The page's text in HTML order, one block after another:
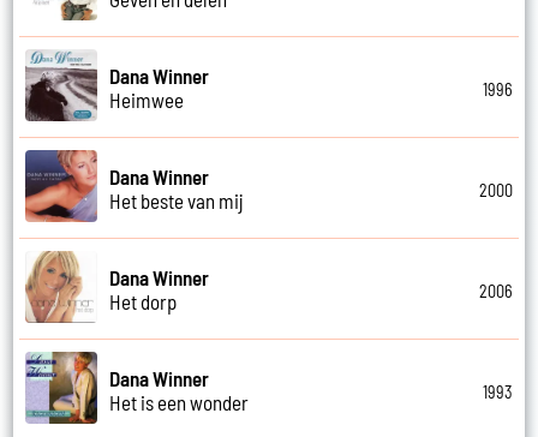
Dana Winner
Heimwee
1996
Dana Winner
Het beste van mij
2000
Dana Winner
Het dorp
2006
Dana Winner
Het is een wonder
1993